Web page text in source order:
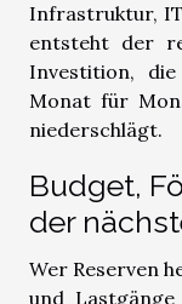
Infrastruktur,
entsteht der
Investition,
Monat für
niederschlägt.
Budget,
der
Wer Reserven
und